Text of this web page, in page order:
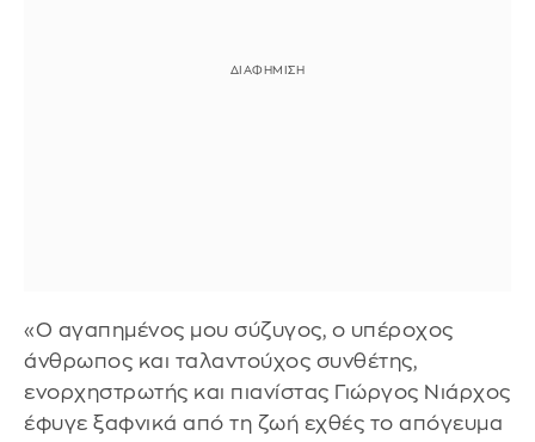
«Ο αγαπημένος μου σύζυγος, ο υπέροχος
άνθρωπος και ταλαντούχος συνθέτης,
ενορχηστρωτής και πιανίστας Γιώργος Νιάρχος
έφυγε ξαφνικά από τη ζωή εχθές το απόγευμα